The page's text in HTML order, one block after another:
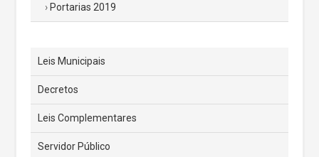
Portarias 2019
Leis Municipais
Decretos
Leis Complementares
Servidor Público